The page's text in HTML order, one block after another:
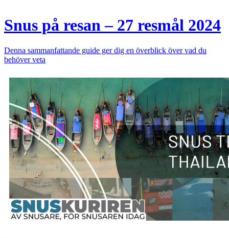
Snus på resan – 27 resmål 2024
Denna sammanfattande guide ger dig en överblick över vad du
behöver veta